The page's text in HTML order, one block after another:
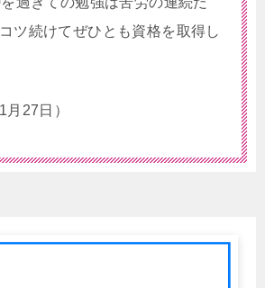
ツ続けてぜひとも資格を取得し
月27日）